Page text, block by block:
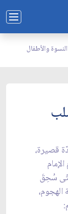
والأطفال
قصيرة،
سُحِقَ